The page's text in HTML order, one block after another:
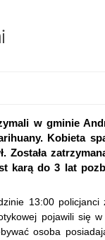
w gminie
Kobieta
Została
karą do 3 lat
13:00
pojawili się
osoba